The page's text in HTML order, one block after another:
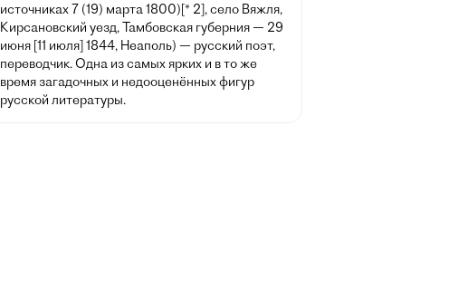
источниках 7 (19) марта 1800)[* 2], село Вяжля,
Кирсановский уезд, Тамбовская губерния — 29
июня [11 июля] 1844, Неаполь) — русский поэт,
переводчик. Одна из самых ярких и в то же
время загадочных и недооценённых фигур
русской литературы.